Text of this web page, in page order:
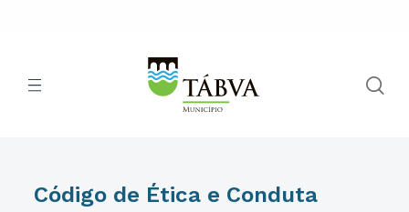
Código de Ética e Conduta